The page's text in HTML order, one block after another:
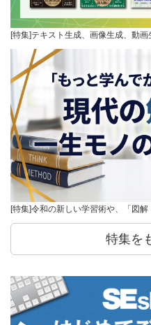
[特集]テキスト生成、画像生成、動
[特集]令和の新しい学習術や、「図
特集を